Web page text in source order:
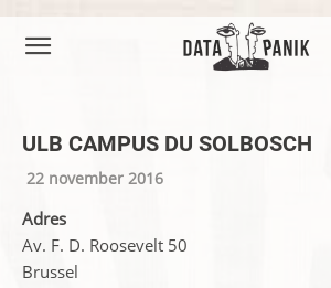
ULB CAMPUS DU SOLBOSCH
22 november 2016
Adres
Av. F. D. Roosevelt 50
Brussel